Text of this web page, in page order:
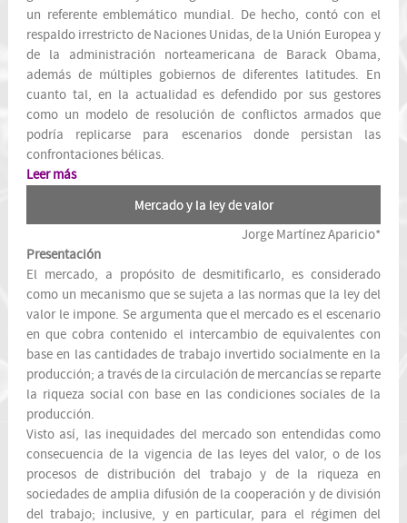
un referente emblemático mundial. De hecho, contó con el
respaldo irrestricto de Naciones Unidas, de la Unión Europea y
de la administración norteamericana de Barack Obama,
además de múltiples gobiernos de diferentes latitudes. En
cuanto tal, en la actualidad es defendido por sus gestores
como un modelo de resolución de conflictos armados que
podría replicarse para escenarios donde persistan las
confrontaciones bélicas.
Leer más
Mercado y la ley de valor
Jorge Martínez Aparicio*
Presentación
El mercado, a propósito de desmitificarlo, es considerado
como un mecanismo que se sujeta a las normas que la ley del
valor le impone. Se argumenta que el mercado es el escenario
en que cobra contenido el intercambio de equivalentes con
base en las cantidades de trabajo invertido socialmente en la
producción; a través de la circulación de mercancías se reparte
la riqueza social con base en las condiciones sociales de la
producción.
Visto así, las inequidades del mercado son entendidas como
consecuencia de la vigencia de las leyes del valor, o de los
procesos de distribución del trabajo y de la riqueza en
sociedades de amplia difusión de la cooperación y de división
del trabajo; inclusive, y en particular, para el régimen del